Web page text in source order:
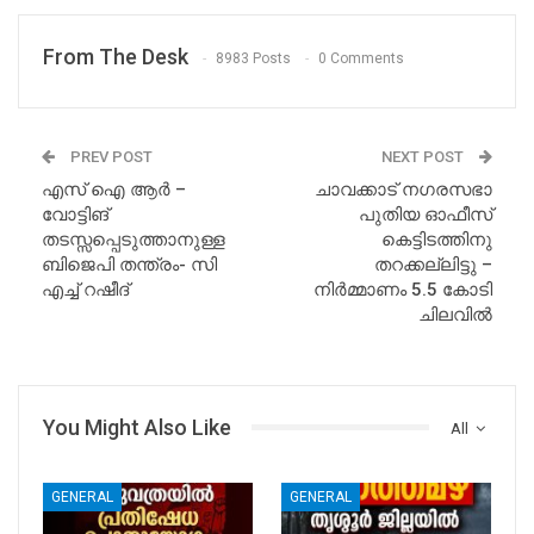
From The Desk 8983 Posts 0 Comments
PREV POST
എസ് ഐ ആർ –
വോട്ടിങ്
തടസ്സപ്പെടുത്താനുള്ള
ബിജെപി തന്ത്രം- സി
എച്ച് റഷീദ്
NEXT POST
ചാവക്കാട് നഗരസഭാ
പുതിയ ഓഫീസ്
കെട്ടിടത്തിനു
തറക്കല്ലിട്ടു –
നിർമ്മാണം 5.5 കോടി
ചിലവിൽ
All
You Might Also Like
GENERAL GENERAL